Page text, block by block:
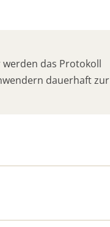
das Protokoll
dauerhaft zur